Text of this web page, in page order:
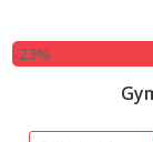
-23%